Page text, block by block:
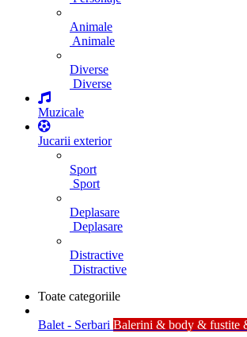
Animale
Animale
Diverse
Diverse
Muzicale
Jucarii exterior
Sport
Sport
Deplasare
Deplasare
Distractive
Distractive
Toate categoriile
Balet - Serbari Balerini & body & fustite